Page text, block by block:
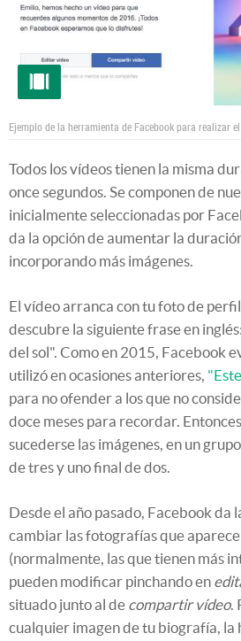
Ejemplo de la herramienta de Facebook para realizar
Todos los vídeos tienen la misma
once segundos. Se componen de
inicialmente seleccionadas por
da la opción de aumentar la
incorporando más imágenes.
El vídeo arranca con tu foto de
descubre la siguiente frase en
del sol". Como en 2015, Facebook
utilizó en ocasiones anteriores,
para no ofender a los que no
doce meses para recordar.
sucederse las imágenes, en un
de tres y uno final de dos.
Desde el año pasado, Facebook da
cambiar las fotografías que
(normalmente, las que tienen más
pueden modificar pinchando en
situado junto al de compartir vídeo.
cualquier imagen de tu biografía, la